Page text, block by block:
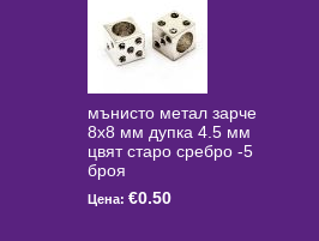
мънисто метал зарче
8x8 мм дупка 4.5 мм
цвят старо сребро -5
броя
Цена: €0.50